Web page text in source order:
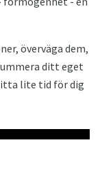
överväga dem,
ditt eget
lite tid för dig